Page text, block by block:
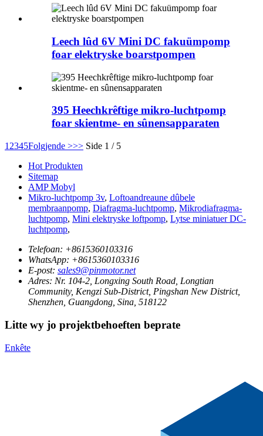
Leech lûd 6V Mini DC fakuümpomp
foar elektryske boarstpompen
395 Heechkrêftige mikro-luchtpomp
foar skientme- en sûnensapparaten
1 2345Folgjende >>> Side 1 / 5
Hot Produkten
Sitemap
AMP Mobyl
Mikro-luchtpomp 3v, Loftoandreaune dûbele
membraanpomp, Diafragma-luchtpomp, Mikrodiafragma-
luchtpomp, Mini elektryske loftpomp, Lytse miniatuer DC-
luchtpomp,
Telefoan: +8615360103316
WhatsApp: +8615360103316
E-post: sales9@pinmotor.net
Adres: Nr. 104-2, Longxing South Road, Longtian
Community, Kengzi Sub-District, Pingshan New District,
Shenzhen, Guangdong, Sina, 518122
Litte wy jo projektbehoeften beprate
Enkête